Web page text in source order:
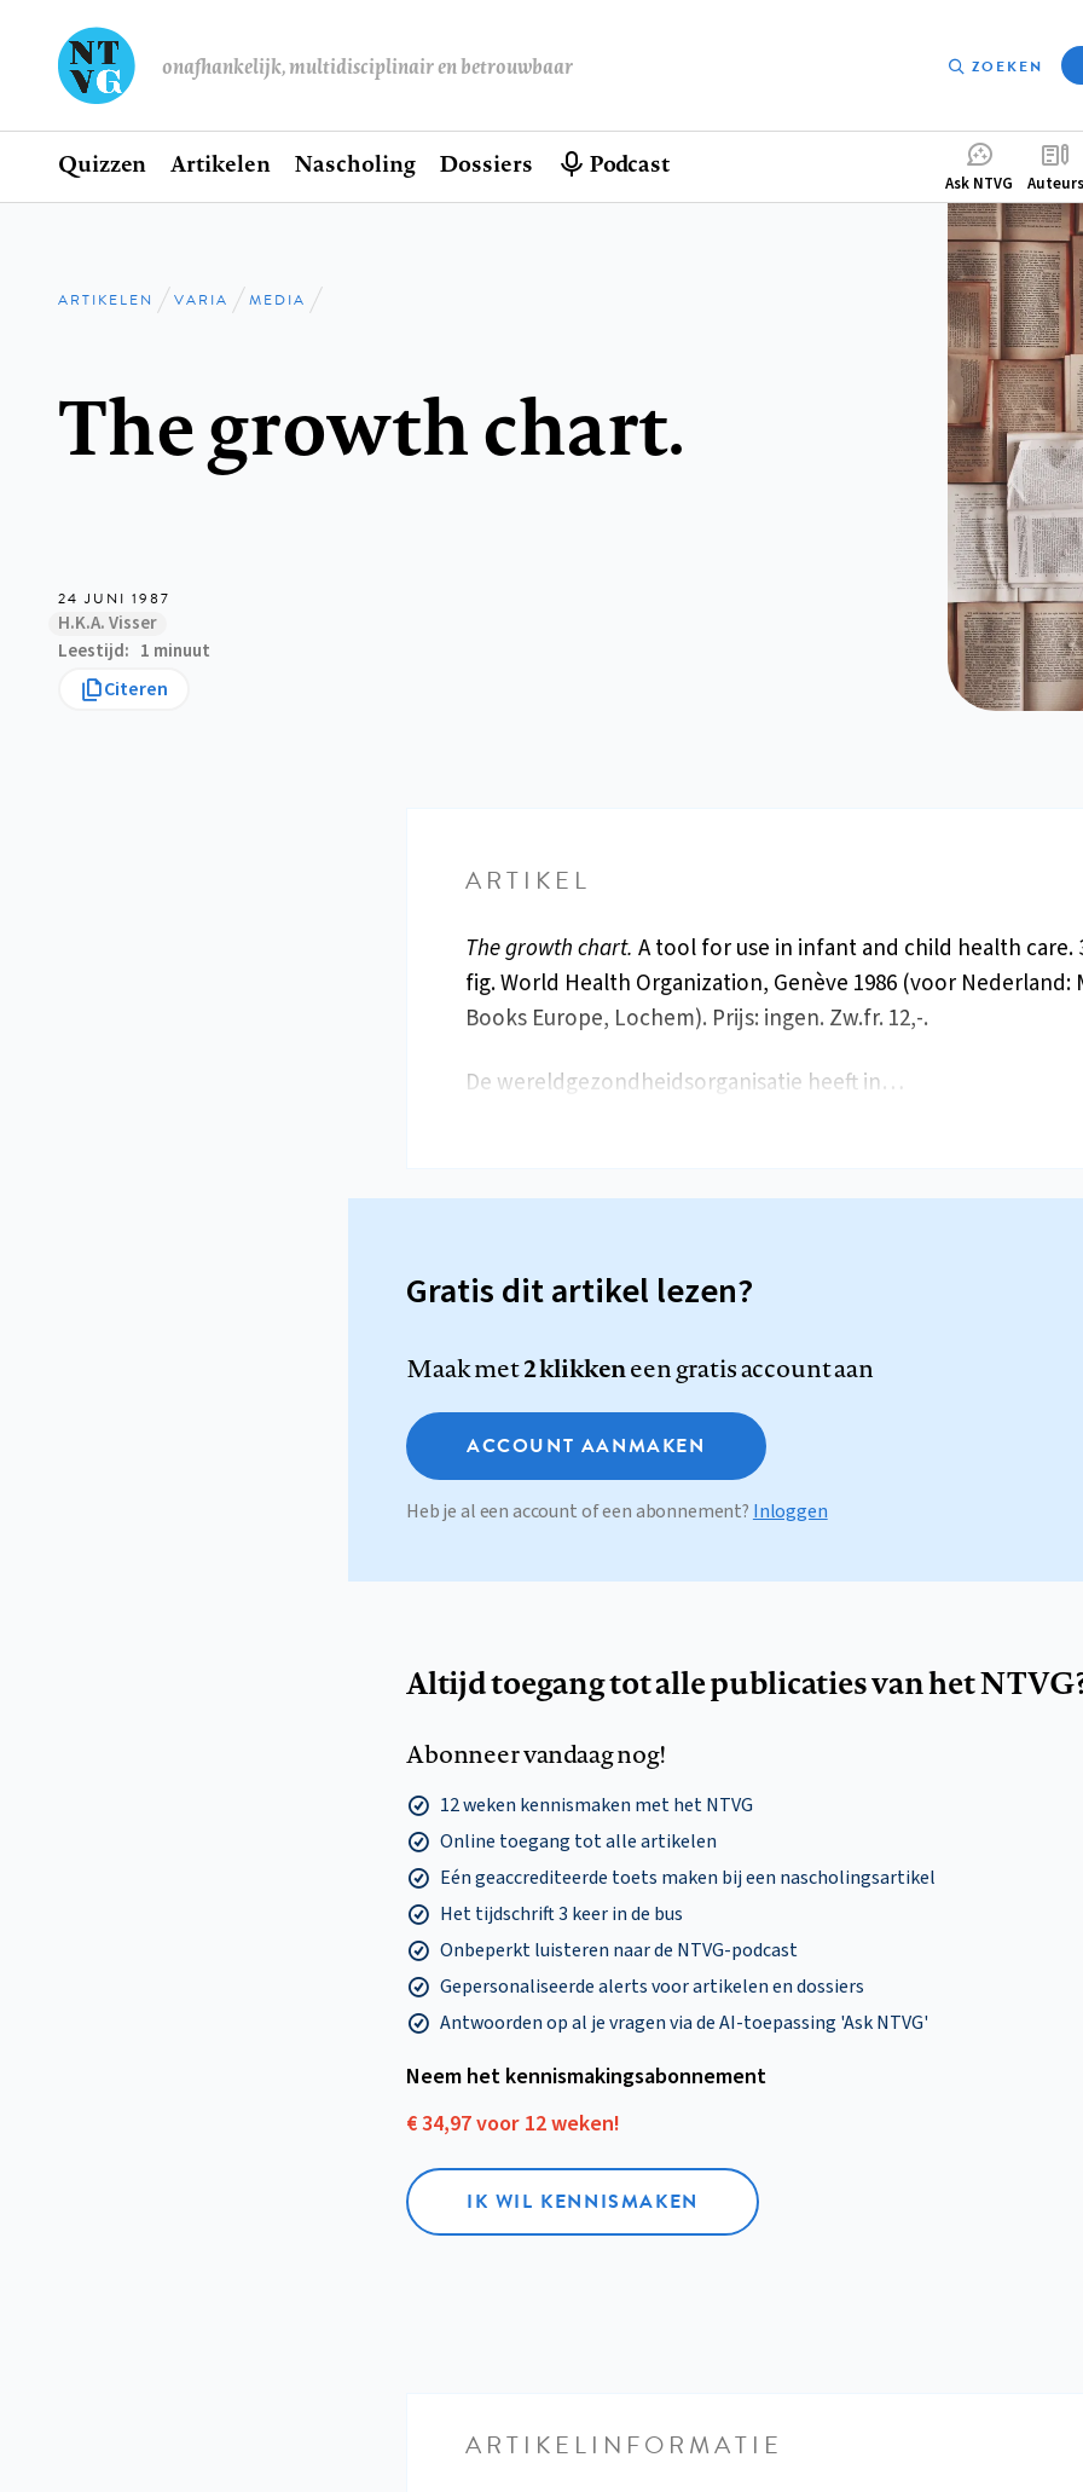
onafhankelijk, multidisciplinair en betrouwbaar ZOEKEN
Hoofdnavigatie
Home
Quizzen Artikelen Nascholing Dossiers Podcast
menu
Ask NTVG Auteurs
Kruimelpad
ARTIKELEN VARIA MEDIA
The growth chart.
24 JUNI 1987
H.K.A. Visser
Leestijd
1 minuut
Citeren
ARTIKEL
The growth chart. A tool for use in infant and child health care.
fig. World Health Organization, Genève 1986 (voor Nederland:
Books Europe, Lochem). Prijs: ingen. Zw.fr. 12,-.
De wereldgezondheidsorganisatie heeft in…
Gratis dit artikel lezen?
Maak met2 klikkeneen gratis account aan
ACCOUNT AANMAKEN
Heb je al een account of een abonnement? Inloggen
Altijd toegang tot alle publicaties van het
Abonneer vandaag nog!
12 weken kennismaken met het NTVG
Online toegang tot alle artikelen
Eén geaccrediteerde toets maken bij een nascholingsartikel
Het tijdschrift 3 keer in de bus
Onbeperkt luisteren naar de NTVG-podcast
Gepersonaliseerde alerts voor artikelen en dossiers
Antwoorden op al je vragen via de AI-toepassing 'Ask NTVG'
Neem het kennismakings­abonnement
€ 34,97 voor 12 weken!
IK WIL KENNISMAKEN
ARTIKELINFORMATIE